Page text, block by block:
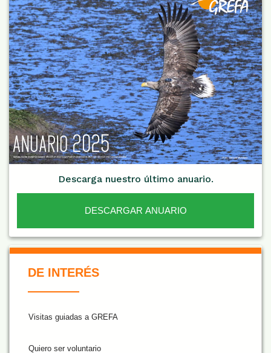
Descarga nuestro último anuario.
DESCARGAR ANUARIO
De Interés NARANJA
DE INTERÉS
Visitas guiadas a GREFA
Quiero ser voluntario